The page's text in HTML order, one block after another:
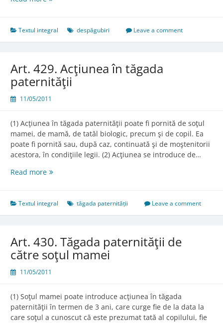
Textul integral despăgubiri Leave a comment
Art. 429. Acţiunea în tăgada
paternităţii
11/05/2011
(1) Acţiunea în tăgada paternităţii poate fi pornită de soţul
mamei, de mamă, de tatăl biologic, precum şi de copil. Ea
poate fi pornită sau, după caz, continuată şi de moştenitorii
acestora, în condiţiile legii. (2) Acţiunea se introduce de…
Read moreArt.
în
tăgada
Textul integral tăgada paternității Leave a comment
Art. 430. Tăgada paternităţii de
către soţul mamei
11/05/2011
(1) Soţul mamei poate introduce acţiunea în tăgada
paternităţii în termen de 3 ani, care curge fie de la data la
care soţul a cunoscut că este prezumat tată al copilului, fie